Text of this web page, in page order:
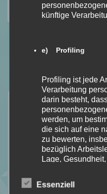
Neuste Rezensionen
künftige
e) Profiling
Profiling ist jede
Verarbeitung
darin besteht,
werden, um
die sich auf eine
zu bewerten,
bezüglich
Lage,
Aufenthaltsort
natürlichen
Essenziell